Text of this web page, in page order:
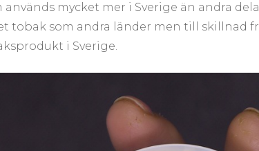
används mycket mer i Sverige än andra
tobak som andra länder men till skillnad
i Sverige.